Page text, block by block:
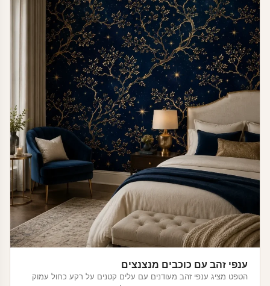
ענפי זהב עם כוכבים מנצנצים
הטפט מציג ענפי זהב מעודנים עם עלים קטנים על רקע כחול עמוק